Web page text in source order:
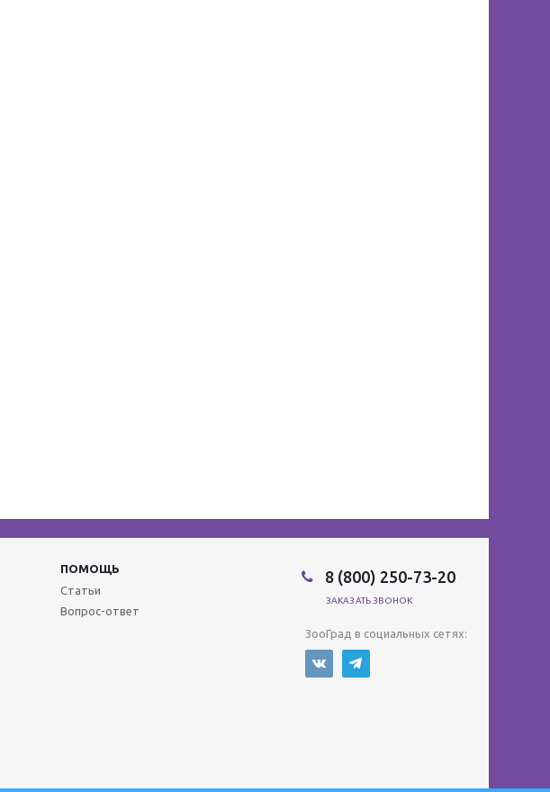
ПОМОЩЬ
Статьи
Вопрос-ответ
8 (800) 250-73-20
ЗАКАЗАТЬ ЗВОНОК
ЗооГрад в социальных сетях: